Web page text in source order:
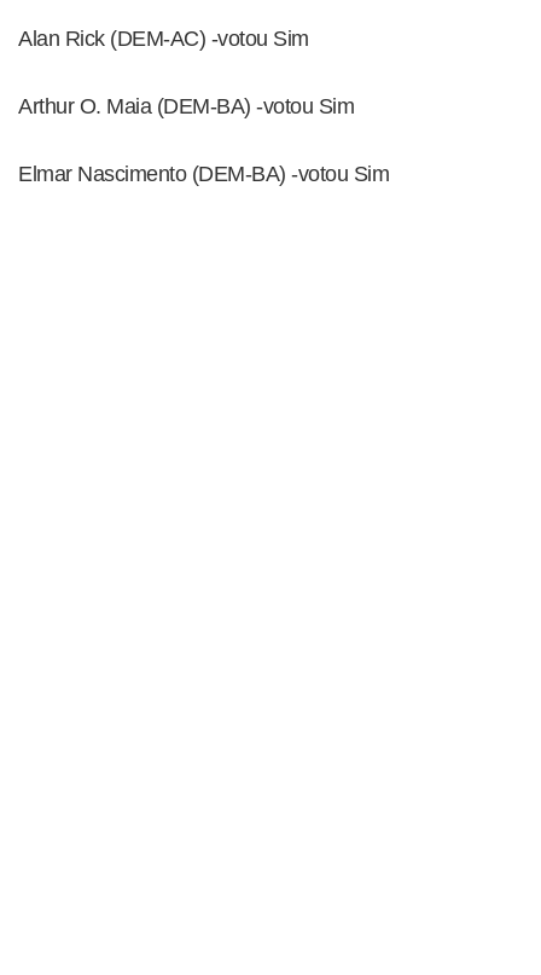
Alan Rick (DEM-AC) -votou Sim
Arthur O. Maia (DEM-BA) -votou Sim
Elmar Nascimento (DEM-BA) -votou Sim